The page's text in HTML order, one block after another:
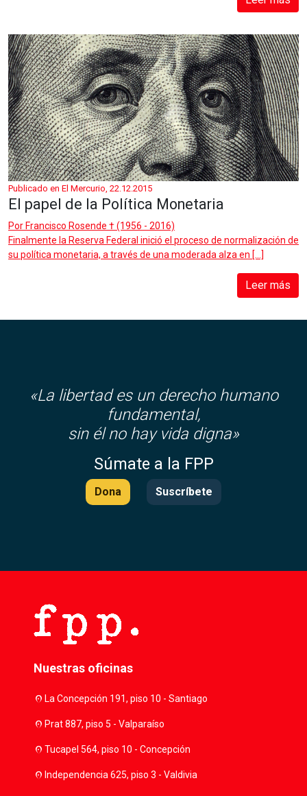
Publicado en El Mercurio, 22.12.2015
El papel de la Política Monetaria
Por Francisco Rosende † (1956 - 2016)
Finalmente la Reserva Federal inició el proceso de normalización de
su política monetaria, a través de una moderada alza en […]
Leer más
«La libertad es un derecho humano
fundamental,
sin él no hay vida digna»
Súmate a la FPP
Dona Suscríbete
Nuestras oficinas
location_onLa Concepción 191, piso 10 - Santiago
location_onPrat 887, piso 5 - Valparaíso
location_onTucapel 564, piso 10 - Concepción
location_onIndependencia 625, piso 3 - Valdivia